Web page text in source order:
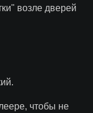
возле дверей
чтобы не